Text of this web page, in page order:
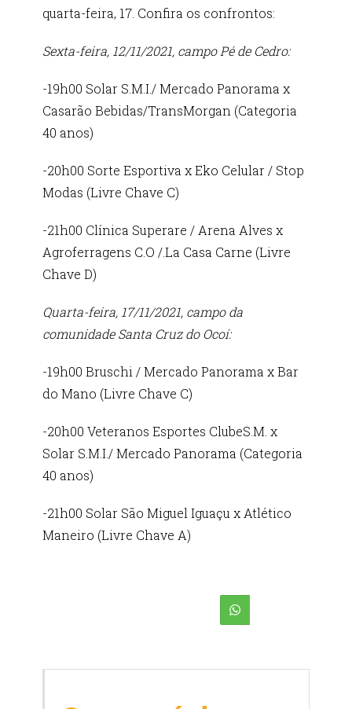
quarta-feira, 17. Confira os confrontos:
Sexta-feira, 12/11/2021, campo Pé de Cedro:
-19h00 Solar S.M.I./ Mercado Panorama x
Casarão Bebidas/TransMorgan (Categoria
40 anos)
-20h00 Sorte Esportiva x Eko Celular / Stop
Modas (Livre Chave C)
-21h00 Clínica Superare / Arena Alves x
Agroferragens C.O /.La Casa Carne (Livre
Chave D)
Quarta-feira, 17/11/2021, campo da
comunidade Santa Cruz do Ocoí:
-19h00 Bruschi / Mercado Panorama x Bar
do Mano (Livre Chave C)
-20h00 Veteranos Esportes ClubeS.M. x
Solar S.M.I./ Mercado Panorama (Categoria
40 anos)
-21h00 Solar São Miguel Iguaçu x Atlético
Maneiro (Livre Chave A)